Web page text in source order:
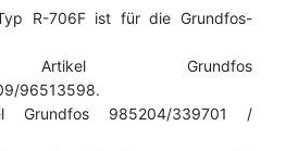
R-706F ist für die Grundfos-
Artikel Grundfos
96513598.
Grundfos 985204/339701 /